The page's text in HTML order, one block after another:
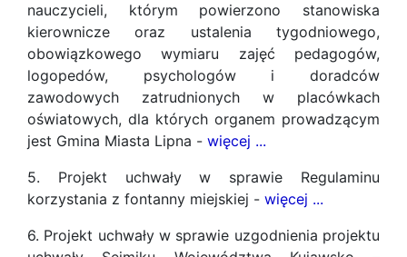
nauczycieli, którym powierzono stanowiska
kierownicze oraz ustalenia tygodniowego,
obowiązkowego wymiaru zajęć pedagogów,
logopedów, psychologów i doradców
zawodowych zatrudnionych w placówkach
oświatowych, dla których organem prowadzącym
jest Gmina Miasta Lipna - więcej ...
5. Projekt uchwały w sprawie Regulaminu
korzystania z fontanny miejskiej - więcej ...
6. Projekt uchwały w sprawie uzgodnienia projektu